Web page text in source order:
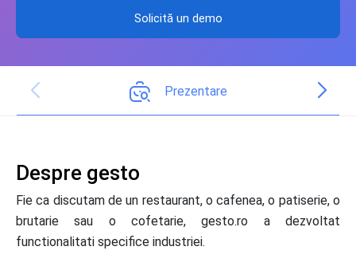
Solicită un demo
Prezentare
Despre gesto
Fie ca discutam de un restaurant, o cafenea, o patiserie, o
brutarie sau o cofetarie, gesto.ro a dezvoltat
functionalitati specifice industriei.